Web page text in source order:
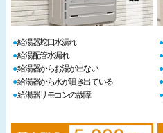
給湯器蛇口水漏れ
給湯配管水漏れ
給湯器からお湯が出ない
給湯器から水が噴き出ている
給湯器リモコンの故障